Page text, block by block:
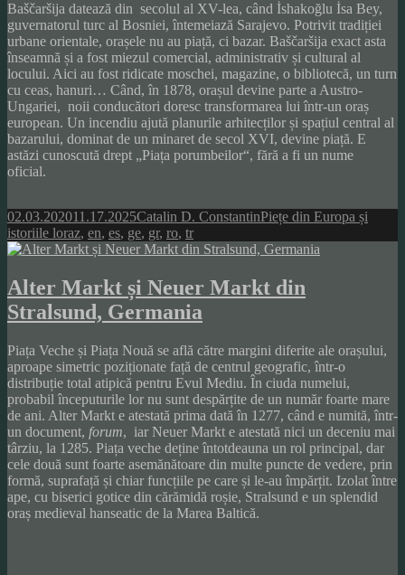
Baščaršija datează din secolul al XV-lea, când İshakoğlu İsa Bey,
guvernatorul turc al Bosniei, întemeiază Sarajevo. Potrivit tradiției
urbane orientale, orașele nu au piață, ci bazar. Baščaršija exact asta
înseamnă și a fost miezul comercial, administrativ și cultural al
locului. Aici au fost ridicate moschei, magazine, o bibliotecă, un turn
cu ceas, hanuri… Când, în 1878, orașul devine parte a Austro-
Ungariei, noii conducători doresc transformarea lui într-un oraș
european. Un incendiu ajută planurile arhitecților și spațiul central al
bazarului, dominat de un minaret de secol XVI, devine piață. E
astăzi cunoscută drept „Piața porumbeilor“, fără a fi un nume
oficial.
Posted
on
02.03.202011.17.2025Author
Catalin D. ConstantinCategories
Piețe din Europa și
istoriile lorTags
az, en, es, ge, gr, ro, tr
Alter Markt și Neuer Markt din
Stralsund, Germania
Piața Veche și Piața Nouă se află către margini diferite ale orașului,
aproape simetric poziționate față de centrul geografic, într-o
distribuție total atipică pentru Evul Mediu. În ciuda numelui,
probabil începuturile lor nu sunt despărțite de un număr foarte mare
de ani. Alter Markt e atestată prima dată în 1277, când e numită, într-
un document, forum, iar Neuer Markt e atestată nici un deceniu mai
târziu, la 1285. Piața veche deține întotdeauna un rol principal, dar
cele două sunt foarte asemănătoare din multe puncte de vedere, prin
formă, suprafață și chiar funcțiile pe care și le-au împărțit. Izolat între
ape, cu biserici gotice din cărămidă roșie, Stralsund e un splendid
oraș medieval hanseatic de la Marea Baltică.